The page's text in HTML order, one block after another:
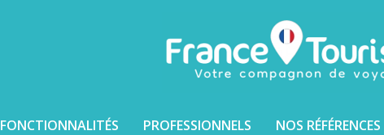
FONCTIONNALITÉS PROFESSIONNELS NOS RÉFÉRENCES